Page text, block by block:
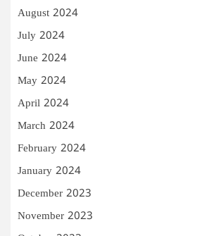
August 2024
July 2024
June 2024
May 2024
April 2024
March 2024
February 2024
January 2024
December 2023
November 2023